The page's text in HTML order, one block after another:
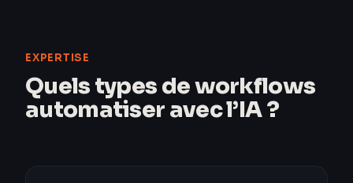
EXPERTISE
Quels types de workflows
automatiser avec l’IA ?